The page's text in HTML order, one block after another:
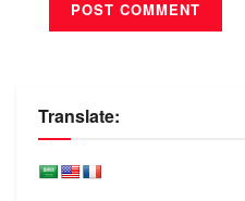
Translate: